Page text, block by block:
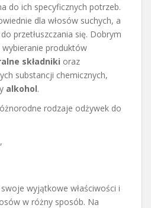
do ich specyficznych potrzeb.
dla włosów suchych, a
przetłuszczania się. Dobrym
produktów
składniki oraz
substancji chemicznych,
alkohol.
rodzaje odżywek do
,
wyjątkowe właściwości i
w różny sposób. Na